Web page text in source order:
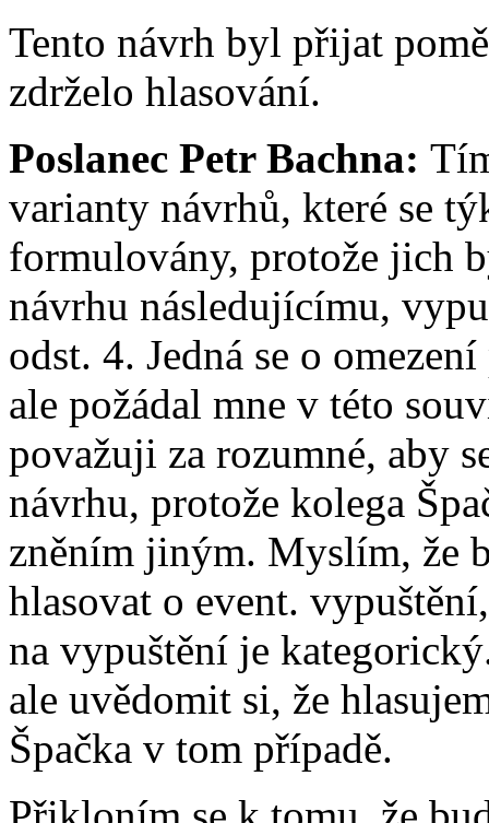
Tento návrh byl přijat
zdrželo hlasování.
Poslanec Petr Bachna:
varianty návrhů, které se
formulovány, protože jich
návrhu následujícímu,
odst. 4. Jedná se o
ale požádal mne v této
považuji za rozumné, aby
návrhu, protože kolega
zněním jiným. Myslím, že
hlasovat o event.
na vypuštění je
ale uvědomit si, že
Špačka v tom případě.